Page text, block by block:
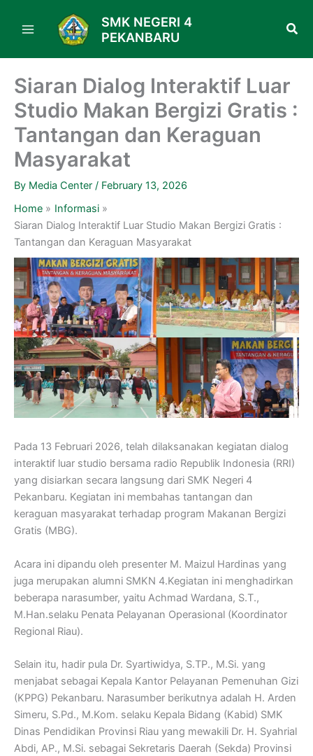
SMK NEGERI 4
PEKANBARU
Siaran Dialog Interaktif Luar
Studio Makan Bergizi Gratis :
Tantangan dan Keraguan
Masyarakat
By Media Center / February 13, 2026
Home
Informasi
Siaran Dialog Interaktif Luar Studio Makan Bergizi Gratis :
Tantangan dan Keraguan Masyarakat
Pada 13 Februari 2026, telah dilaksanakan kegiatan dialog
interaktif luar studio bersama radio Republik Indonesia (RRI)
yang disiarkan secara langsung dari SMK Negeri 4
Pekanbaru. Kegiatan ini membahas tantangan dan
keraguan masyarakat terhadap program Makanan Bergizi
Gratis (MBG).
Acara ini dipandu oleh presenter M. Maizul Hardinas yang
juga merupakan alumni SMKN 4.Kegiatan ini menghadirkan
beberapa narasumber, yaitu Achmad Wardana, S.T.,
M.Han.selaku Penata Pelayanan Operasional (Koordinator
Regional Riau).
Selain itu, hadir pula Dr. Syartiwidya, S.TP., M.Si. yang
menjabat sebagai Kepala Kantor Pelayanan Pemenuhan Gizi
(KPPG) Pekanbaru. Narasumber berikutnya adalah H. Arden
Simeru, S.Pd., M.Kom. selaku Kepala Bidang (Kabid) SMK
Dinas Pendidikan Provinsi Riau yang mewakili Dr. H. Syahrial
Abdi, AP., M.Si. sebagai Sekretaris Daerah (Sekda) Provinsi